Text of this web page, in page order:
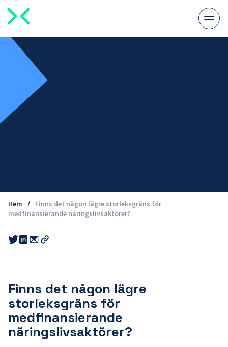
Växla
meny
Hem /
Finns det någon lägre storleksgräns för
medfinansierande näringslivsaktörer?
Share
this
Share
this
Share
this
Finns det någon lägre
storleksgräns för
medfinansierande
näringslivsaktörer?